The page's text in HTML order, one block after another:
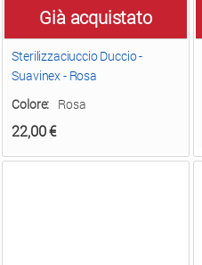
Già acquistato
Sterilizzaciuccio Duccio -
Suavinex - Rosa
Colore: Rosa
22,00€